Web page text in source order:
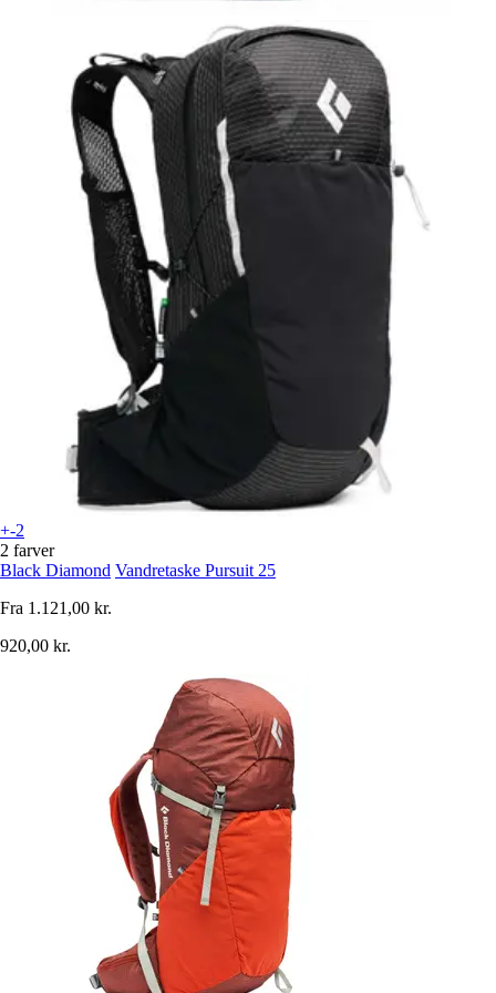
+-2
2 farver
Black Diamond Vandretaske Pursuit 25
Fra 1.121,00 kr.
920,00 kr.